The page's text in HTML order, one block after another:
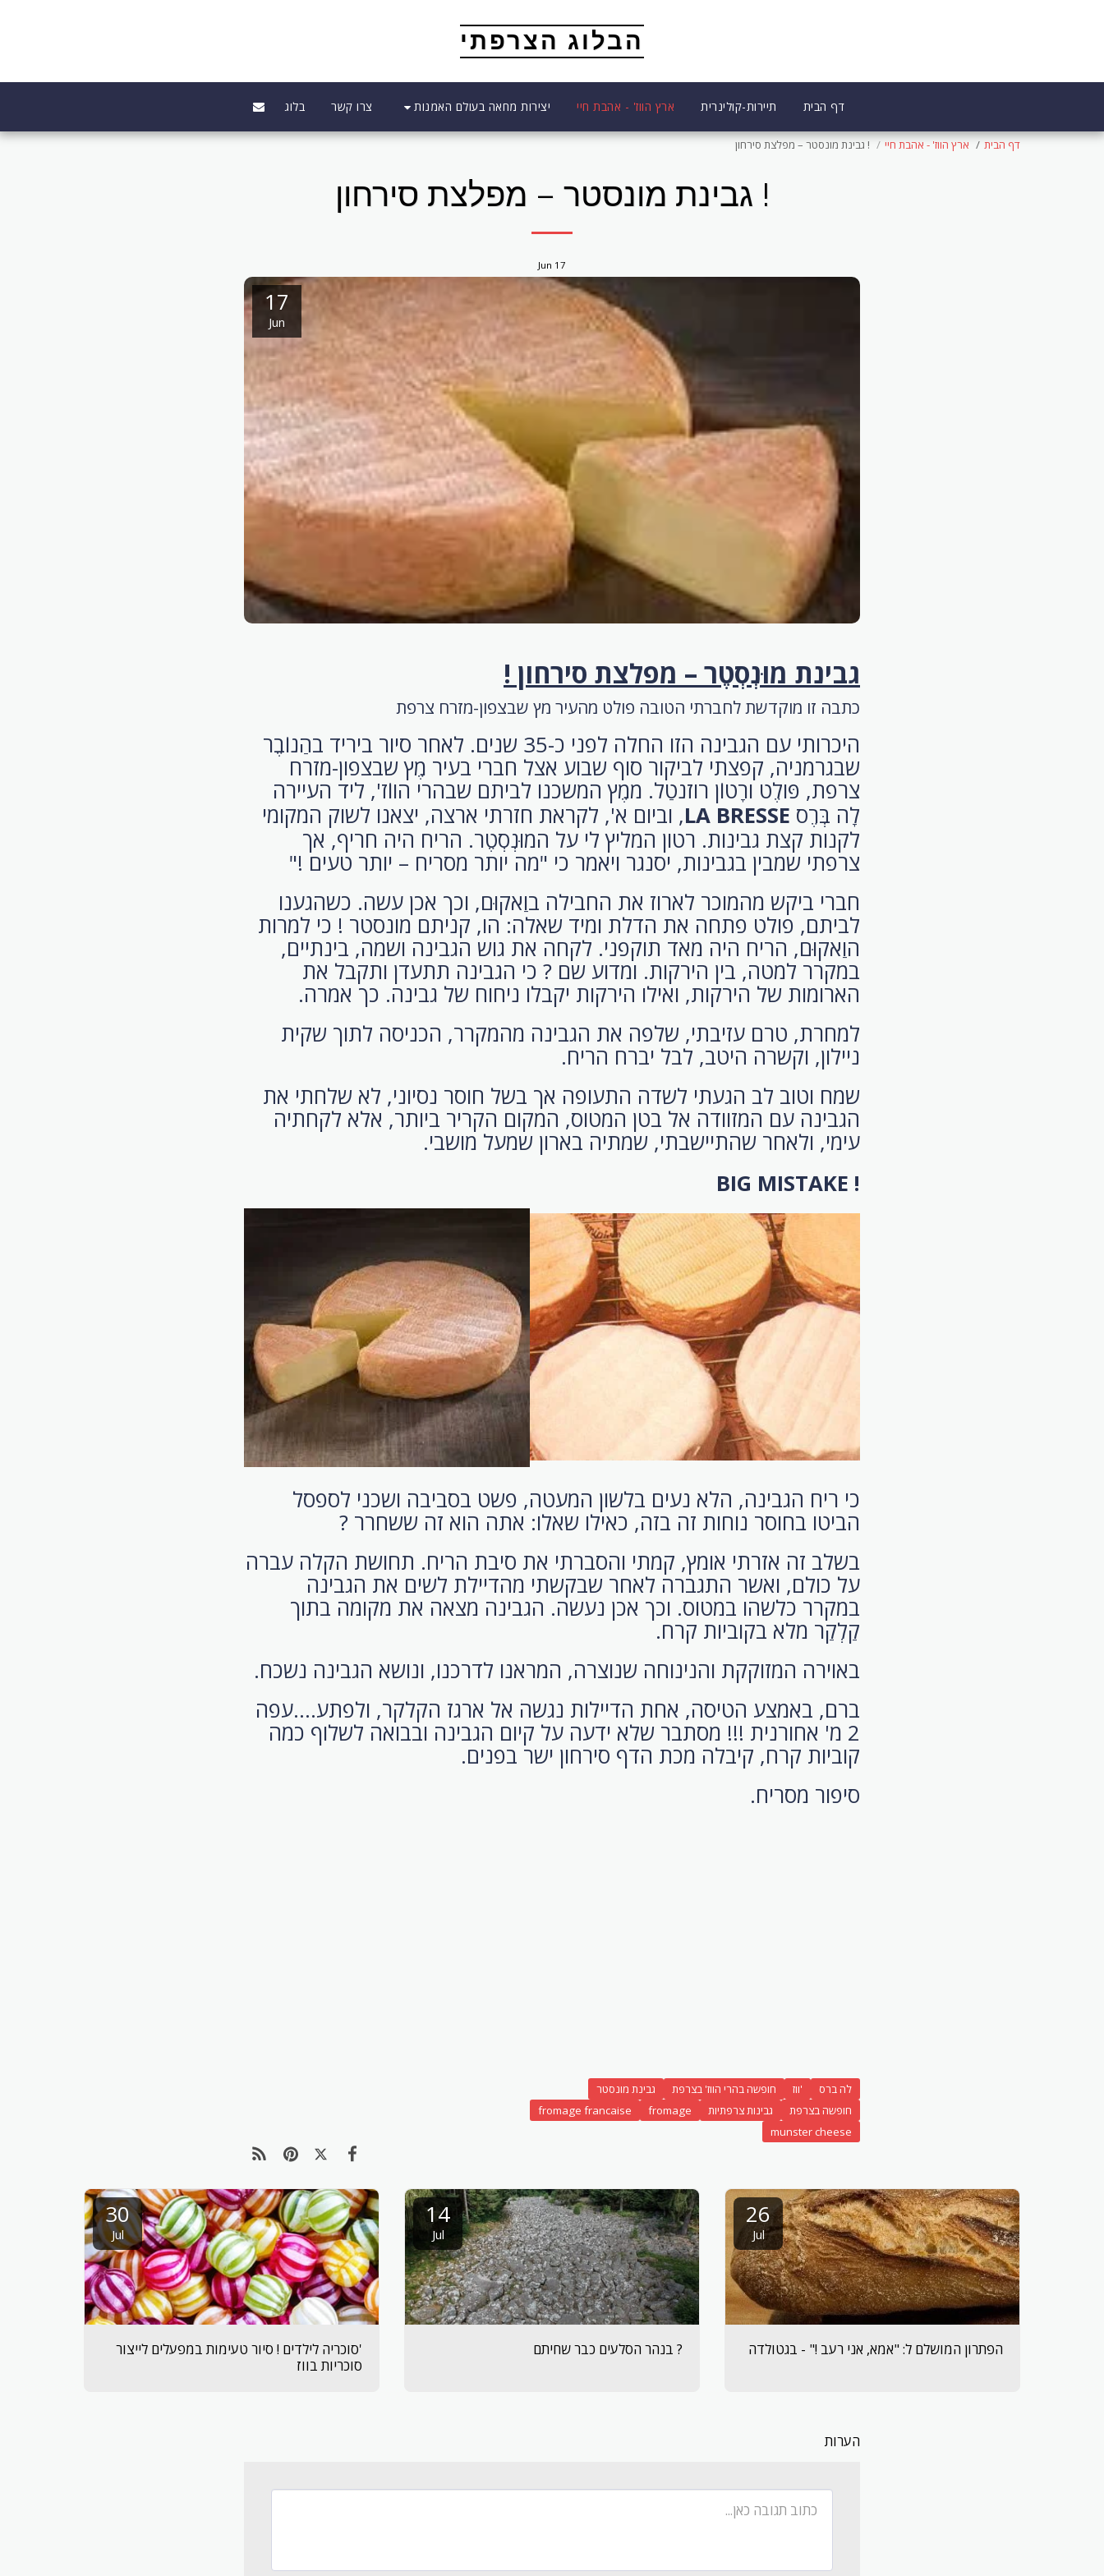
הבלוג הצרפתי
דף הבית תיירות-קולינרית ארץ הווז' - אהבת חיי יצירות מחאה בעולם האמנות צרו קשר בלוג
דף הבית ארץ הווז' - אהבת חיי ! גבינת מונסטר – מפלצת סירחון
! גבינת מונסטר – מפלצת סירחון
17
Jun
17
Jun
גבינת מוּנְסְטֶר – מפלצת סירחון !
כתבה זו מוקדשת לחברתי הטובה פולט מהעיר מץ שבצפון-מזרח צרפת
היכרותי עם הגבינה הזו החלה לפני כ-35 שנים. לאחר סיור ביריד בהַנוֹבֶר
שבגרמניה, קפצתי לביקור סוף שבוע אצל חברי בעיר מֶץ שבצפון-מזרח
צרפת, פּולֶט ורָטוֹן רוזנטַל. ממֶץ המשכנו לביתם שבהרי הווֹז', ליד העיירה
לָה בְּרֶס LA BRESSE, וביום א', לקראת חזרתי ארצה, יצאנו לשוק המקומי
לקנות קצת גבינות. רטון המליץ לי על המוּנְסְטֶר. הריח היה חריף, אך
צרפתי שמבין בגבינות, יסנגר ויאמר כי "מה יותר מסריח – יותר טעים !"
חברי ביקש מהמוכר לארוז את החבילה בוַאקוּם, וכך אכן עשה. כשהגענו
לביתם, פולט פתחה את הדלת ומיד שאלה: הו, קניתם מונסטר ! כי למרות
הוַאקוּם, הריח היה מאד תוקפני. לקחה את גוש הגבינה ושמה, בינתיים,
במקרר למטה, בין הירקות. ומדוע שם ? כי הגבינה תתעדן ותקבל את
הארומות של הירקות, ואילו הירקות יקבלו ניחוח של גבינה. כך אמרה.
למחרת, טרם עזיבתי, שלפה את הגבינה מהמקרר, הכניסה לתוך שקית
ניילון, וקשרה היטב, לבל יברח הריח.
שמח וטוב לב הגעתי לשדה התעופה אך בשל חוסר נסיוני, לא שלחתי את
הגבינה עם המזוודה אל בטן המטוס, המקום הקריר ביותר, אלא לקחתיה
עימי, ולאחר שהתיישבתי, שמתיה בארון שמעל מושבי.
! BIG MISTAKE
כי ריח הגבינה, הלא נעים בלשון המעטה, פשט בסביבה ושכני לספסל
הביטו בחוסר נוחות זה בזה, כאילו שאלו: אתה הוא זה ששחרר ?
בשלב זה אזרתי אומץ, קמתי והסברתי את סיבת הריח. תחושת הקלה עברה
על כולם, ואשר התגברה לאחר שבקשתי מהדיילת לשים את הגבינה
במקרר כלשהו במטוס. וכך אכן נעשה. הגבינה מצאה את מקומה בתוך
קַלְקַר מלא בקוביות קרח.
באוירה המזוקקת והנינוחה שנוצרה, המראנו לדרכנו, ונושא הגבינה נשכח.
ברם, באמצע הטיסה, אחת הדיילות נגשה אל ארגז הקלקר, ולפתע....עפה
2 מ' אחורנית !!! מסתבר שלא ידעה על קיום הגבינה ובבואה לשלוף כמה
קוביות קרח, קיבלה מכת הדף סירחון ישר בפנים.
סיפור מסריח.
לה ברס 'ווז חופשה בהרי הווז' בצרפת
גבינת מונסטר
חופשה בצרפת
גבינות צרפתיות fromage
fromage francaise
munster cheese
26
Jul
הפתרון המושלם ל: "אמא, אני רעב !" - בגטולדה
14
Jul
? בנהר הסלעים כבר שחיתם
30
Jul
'סוכריה לילדים ! סיור טעימות במפעלים לייצור
סוכריות בווז
הערות